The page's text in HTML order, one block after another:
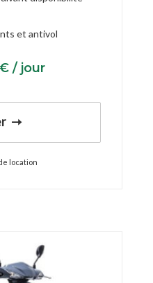
et antivol
€ / jour
location